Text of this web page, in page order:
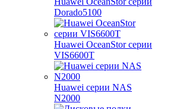
Dorado5100
Huawei OceanStor серии
VIS6600T
Huawei серии NAS
N2000